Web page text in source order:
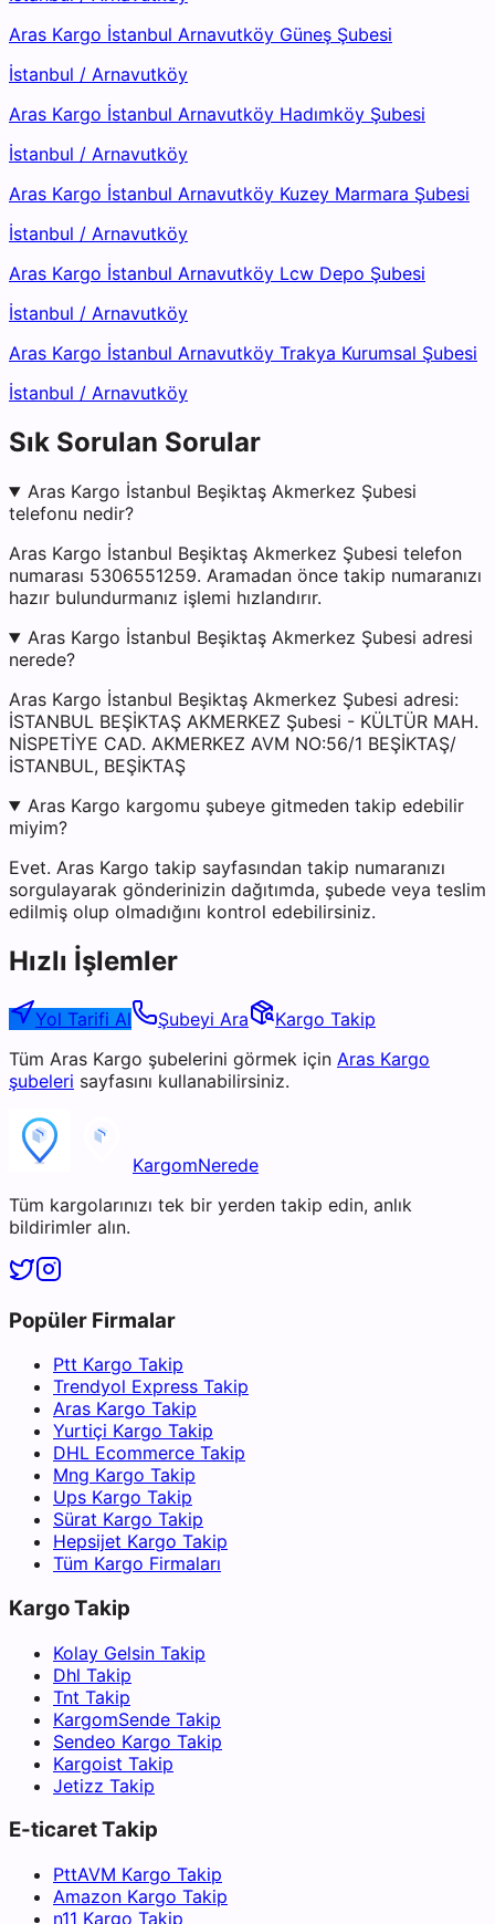
Aras Kargo İstanbul Arnavutköy Güneş Şubesi
İstanbul / Arnavutköy
Aras Kargo İstanbul Arnavutköy Hadımköy Şubesi
İstanbul / Arnavutköy
Aras Kargo İstanbul Arnavutköy Kuzey Marmara Şubesi
İstanbul / Arnavutköy
Aras Kargo İstanbul Arnavutköy Lcw Depo Şubesi
İstanbul / Arnavutköy
Aras Kargo İstanbul Arnavutköy Trakya Kurumsal Şubesi
İstanbul / Arnavutköy
Sık Sorulan Sorular
Aras Kargo İstanbul Beşiktaş Akmerkez Şubesi
telefonu nedir?
Aras Kargo İstanbul Beşiktaş Akmerkez Şubesi telefon
numarası 5306551259. Aramadan önce takip numaranızı
hazır bulundurmanız işlemi hızlandırır.
Aras Kargo İstanbul Beşiktaş Akmerkez Şubesi adresi
nerede?
Aras Kargo İstanbul Beşiktaş Akmerkez Şubesi adresi:
İSTANBUL BEŞİKTAŞ AKMERKEZ Şubesi - KÜLTÜR MAH.
NİSPETİYE CAD. AKMERKEZ AVM NO:56/1 BEŞİKTAŞ/
İSTANBUL, BEŞİKTAŞ
Aras Kargo kargomu şubeye gitmeden takip edebilir
miyim?
Evet. Aras Kargo takip sayfasından takip numaranızı
sorgulayarak gönderinizin dağıtımda, şubede veya teslim
edilmiş olup olmadığını kontrol edebilirsiniz.
Hızlı İşlemler
Yol Tarifi Al Şubeyi Ara
Kargo Takip
Tüm Aras Kargo şubelerini görmek için Aras Kargo
şubeleri sayfasını kullanabilirsiniz.
KargomNerede
Tüm kargolarınızı tek bir yerden takip edin, anlık
bildirimler alın.
Popüler Firmalar
Ptt Kargo Takip
Trendyol Express Takip
Aras Kargo Takip
Yurtiçi Kargo Takip
DHL Ecommerce Takip
Mng Kargo Takip
Ups Kargo Takip
Sürat Kargo Takip
Hepsijet Kargo Takip
Tüm Kargo Firmaları
Kargo Takip
Kolay Gelsin Takip
Dhl Takip
Tnt Takip
KargomSende Takip
Sendeo Kargo Takip
Kargoist Takip
Jetizz Takip
E-ticaret Takip
PttAVM Kargo Takip
Amazon Kargo Takip
n11 Kargo Takip